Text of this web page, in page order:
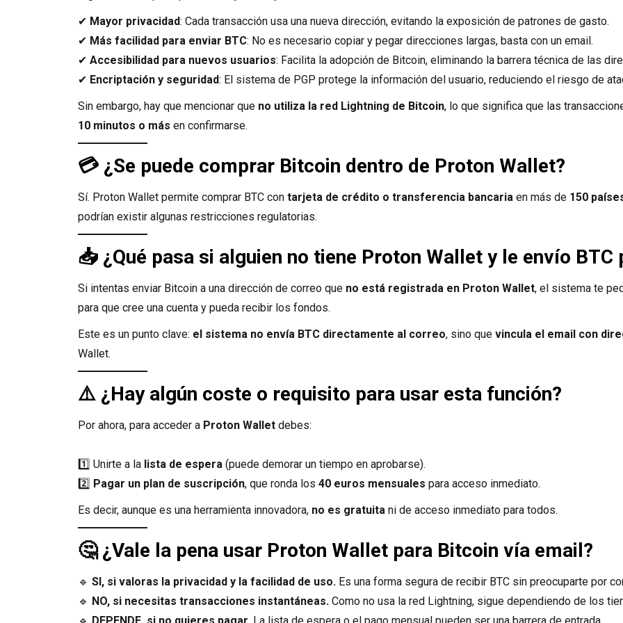
✔ Mayor privacidad: Cada transacción usa una nueva dirección, evitando la exposición de patrones de gasto.
✔ Más facilidad para enviar BTC: No es necesario copiar y pegar direcciones largas, basta con un email.
✔ Accesibilidad para nuevos usuarios: Facilita la adopción de Bitcoin, eliminando la barrera técnica de las
✔ Encriptación y seguridad: El sistema de PGP protege la información del usuario, reduciendo el riesgo de
Sin embargo, hay que mencionar que no utiliza la red Lightning de Bitcoin, lo que significa que las
10 minutos o más en confirmarse.
💳 ¿Se puede comprar Bitcoin dentro de Proton Wallet?
Sí. Proton Wallet permite comprar BTC con tarjeta de crédito o transferencia bancaria en más de 150
podrían existir algunas restricciones regulatorias.
📥 ¿Qué pasa si alguien no tiene Proton Wallet y le envío BTC
Si intentas enviar Bitcoin a una dirección de correo que no está registrada en Proton Wallet, el sistema te
para que cree una cuenta y pueda recibir los fondos.
Este es un punto clave: el sistema no envía BTC directamente al correo, sino que vincula el email con
Wallet.
⚠️ ¿Hay algún coste o requisito para usar esta función?
Por ahora, para acceder a Proton Wallet debes:
1️⃣ Unirte a la lista de espera (puede demorar un tiempo en aprobarse).
2️⃣ Pagar un plan de suscripción, que ronda los 40 euros mensuales para acceso inmediato.
Es decir, aunque es una herramienta innovadora, no es gratuita ni de acceso inmediato para todos.
🤔 ¿Vale la pena usar Proton Wallet para Bitcoin vía email?
🔹 SI, si valoras la privacidad y la facilidad de uso. Es una forma segura de recibir BTC sin preocuparte por
🔹 NO, si necesitas transacciones instantáneas. Como no usa la red Lightning, sigue dependiendo de los